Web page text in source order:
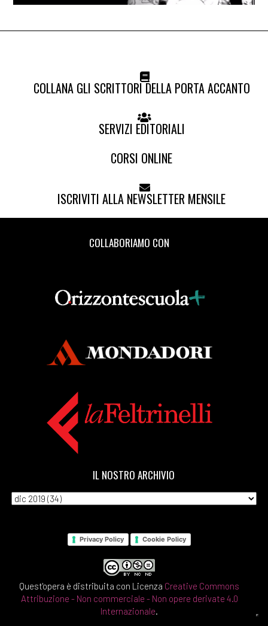
COLLANA GLI SCRITTORI DELLA PORTA ACCANTO
SERVIZI EDITORIALI
CORSI ONLINE
ISCRIVITI ALLA NEWSLETTER MENSILE
COLLABORIAMO CON
IL NOSTRO ARCHIVIO
Privacy Policy Cookie Policy
Quest'opera è distribuita con Licenza Creative Commons
Attribuzione - Non commerciale - Non opere derivate 4.0
Internazionale.